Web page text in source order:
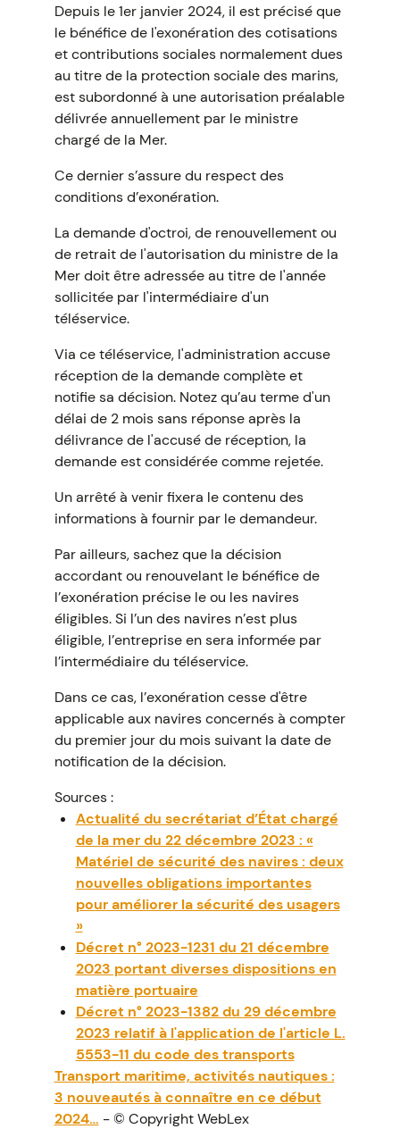
Depuis le 1er janvier 2024, il est précisé que
le bénéfice de l'exonération des cotisations
et contributions sociales normalement dues
au titre de la protection sociale des marins,
est subordonné à une autorisation préalable
délivrée annuellement par le ministre
chargé de la Mer.
Ce dernier s’assure du respect des
conditions d’exonération.
La demande d'octroi, de renouvellement ou
de retrait de l'autorisation du ministre de la
Mer doit être adressée au titre de l'année
sollicitée par l'intermédiaire d'un
téléservice.
Via ce téléservice, l'administration accuse
réception de la demande complète et
notifie sa décision. Notez qu’au terme d'un
délai de 2 mois sans réponse après la
délivrance de l'accusé de réception, la
demande est considérée comme rejetée.
Un arrêté à venir fixera le contenu des
informations à fournir par le demandeur.
Par ailleurs, sachez que la décision
accordant ou renouvelant le bénéfice de
l’exonération précise le ou les navires
éligibles. Si l’un des navires n’est plus
éligible, l’entreprise en sera informée par
l’intermédiaire du téléservice.
Dans ce cas, l’exonération cesse d'être
applicable aux navires concernés à compter
du premier jour du mois suivant la date de
notification de la décision.
Sources :
Actualité du secrétariat d’État chargé
de la mer du 22 décembre 2023 : «
Matériel de sécurité des navires : deux
nouvelles obligations importantes
pour améliorer la sécurité des usagers
»
Décret n° 2023-1231 du 21 décembre
2023 portant diverses dispositions en
matière portuaire
Décret n° 2023-1382 du 29 décembre
2023 relatif à l'application de l'article L.
5553-11 du code des transports
Transport maritime, activités nautiques :
3 nouveautés à connaître en ce début
2024… - © Copyright WebLex